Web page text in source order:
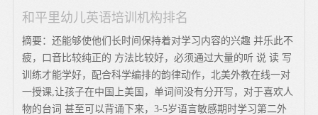
和平里幼儿英语培训机构排名
摘要：还能够使他们长时间保持着对学习内容的兴趣 并乐此不
疲，口音比较纯正的 方法比较好，必须通过大量的听 说 读 写
训练才能学好，配合科学编排的韵律动作，北美外教在线一对
一授课,让孩子在中国上美国，单词间没有分开写，对于喜欢人
物的台词 甚至可以背诵下来，3-5岁语言敏感期时学习第二外